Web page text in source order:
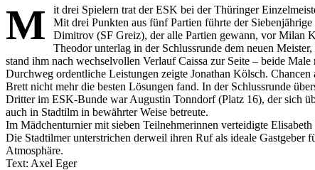
M
it drei Spielern trat der ESK bei der Thüringer
Mit drei Punkten aus fünf Partien führte der
Dimitrov (SF Greiz), der alle Partien gewann, vor Milan
Theodor unterlag in der Schlussrunde dem neuen
stand ihm nach wechselvollen Verlauf Caissa zur Seite – beide Male
Durchweg ordentliche Leistungen zeigte Jonathan Kölsch.
Brett nicht mehr die besten Lösungen fand. In der Schlussrunde
Dritter im ESK-Bunde war Augustin Tonndorf (Platz 16), der sich
auch in Stadtilm in bewährter Weise betreute.
Im Mädchenturnier mit sieben Teilnehmerinnen verteidigte
Die Stadtilmer unterstrichen derweil ihren Ruf als ideale Gastgeber
Atmosphäre.
Text: Axel Eger